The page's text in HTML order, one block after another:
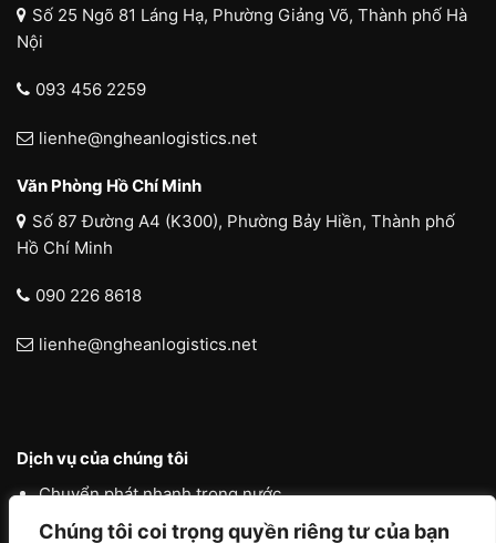
Chúng tôi coi trọng quyền riêng tư của bạn
Số 25 Ngõ 81 Láng Hạ, Phường Giảng Võ, Thành phố Hà
Nội
093 456 2259
lienhe@ngheanlogistics.net
Văn Phòng Hồ Chí Minh
Số 87 Đường A4 (K300), Phường Bảy Hiền, Thành phố
Hồ Chí Minh
090 226 8618
lienhe@ngheanlogistics.net
Dịch vụ của chúng tôi
Chuyển phát nhanh trong nước
Chuyển phát nhanh quốc tế